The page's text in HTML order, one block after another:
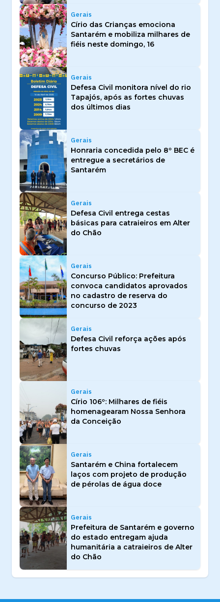
Gerais
Círio das Crianças emociona
Santarém e mobiliza milhares de
fiéis neste domingo, 16
Gerais
Defesa Civil monitora nível do rio
Tapajós, após as fortes chuvas
dos últimos dias
Gerais
Honraria concedida pelo 8º BEC é
entregue a secretários de
Santarém
Gerais
Defesa Civil entrega cestas
básicas para catraieiros em Alter
do Chão
Gerais
Concurso Público: Prefeitura
convoca candidatos aprovados
no cadastro de reserva do
concurso de 2023
Gerais
Defesa Civil reforça ações após
fortes chuvas
Gerais
Círio 106º: Milhares de fiéis
homenagearam Nossa Senhora
da Conceição
Gerais
Santarém e China fortalecem
laços com projeto de produção
de pérolas de água doce
Gerais
Prefeitura de Santarém e governo
do estado entregam ajuda
humanitária a catraieiros de Alter
do Chão